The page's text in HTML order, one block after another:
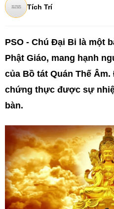
Tích Trí
PSO - Chú Đại Bi là một
Phật Giáo, mang hạnh
của Bồ tát Quán Thế
chứng thực được sự
bàn.